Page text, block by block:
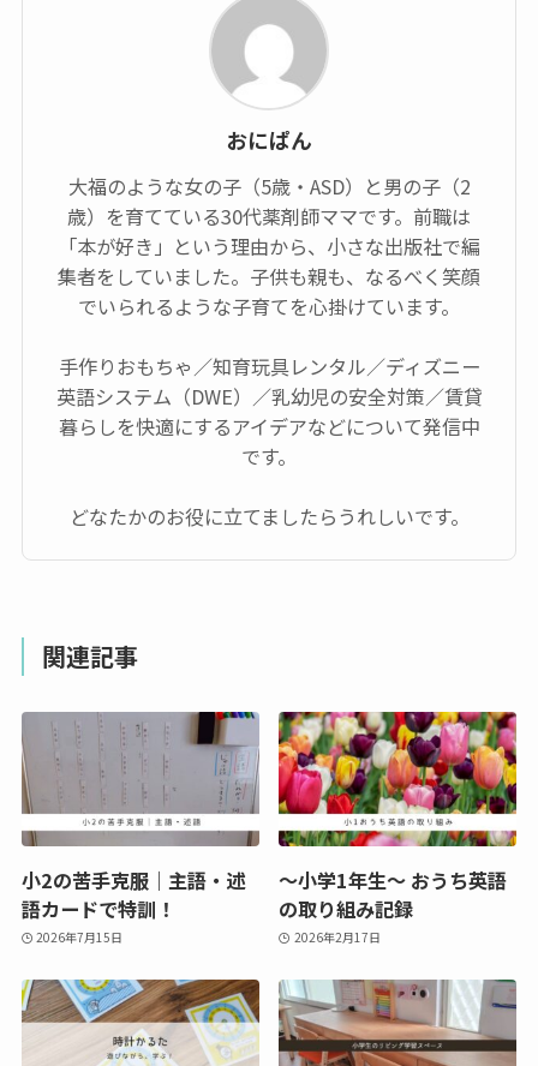
おにぱん
大福のような女の子（5歳・ASD）と男の子（2
歳）を育てている30代薬剤師ママです。前職は
「本が好き」という理由から、小さな出版社で編
集者をしていました。子供も親も、なるべく笑顔
でいられるような子育てを心掛けています。
手作りおもちゃ／知育玩具レンタル／ディズニー
英語システム（DWE）／乳幼児の安全対策／賃貸
暮らしを快適にするアイデアなどについて発信中
です。
どなたかのお役に立てましたらうれしいです。
関連記事
小2の苦手克服｜主語・述
語カードで特訓！
2026年7月15日
～小学1年生～ おうち英語
の取り組み記録
2026年2月17日